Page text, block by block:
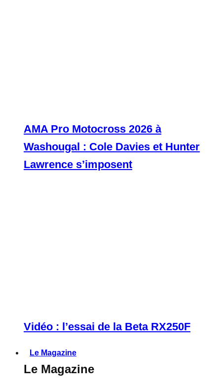
AMA Pro Motocross 2026 à
Washougal : Cole Davies et Hunter
Lawrence s’imposent
Vidéo : l’essai de la Beta RX250F
Le Magazine
Le Magazine